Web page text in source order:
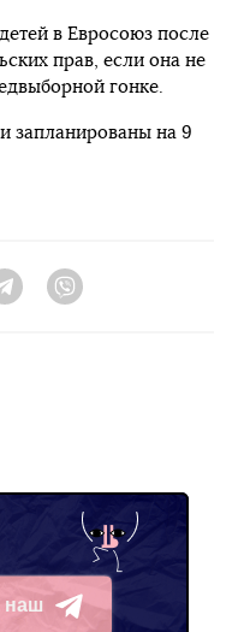
в Евросоюз после
прав, если она не
гонке.
запланированы на 9
Telegram
наш